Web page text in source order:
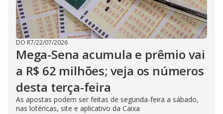
DO R7/22/07/2026
Mega-Sena acumula e prêmio vai
a R$ 62 milhões; veja os números
desta terça-feira
As apostas podem ser feitas de segunda-feira a sábado,
nas lotéricas, site e aplicativo da Caixa